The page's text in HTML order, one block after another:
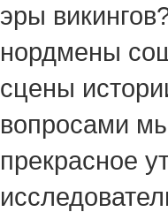
эры
нордмены
сцены
вопросами
прекрасное